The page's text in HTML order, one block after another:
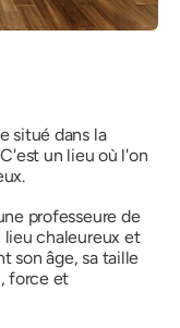
situé dans la
un lieu où l'on
professeure de
lieu chaleureux et
son âge, sa taille
force et